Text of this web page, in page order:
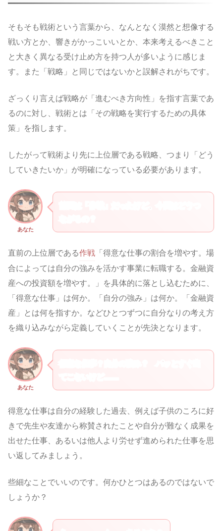
そもそも戦術という言葉から、なんとなく漠然と想像する
戦い方とか、響きがかっこいいとか、本来考えるべきこと
と大きく異なる受け止め方を持つ人が多いように感じま
す。また「戦略」と同じではないかと誤解されがちです。
ざっくり言えば戦略が「進むべき方向性」を指す言葉であ
るのに対し、戦術とは「その戦略を実行するための具体
策」を指します。
したがって戦術より先に上位層である戦略、つまり「どう
していきたいか」が明確になっている必要があります。
あなた
直前の上位層である作戦 「得意な仕事の割合を増やす。場
合によっては自分の強みを活かす事業に転職する。金融資
産への投資額を増やす。」を具体的に落とし込むために、
「得意な仕事」は何か。「自分の強み」は何か。「金融資
産」とは何を指すか。などひとつずつに自分なりの考え方
を織り込みながら定義していくことが先決となります。
あなた
得意な仕事？自分の強み？ パッとすぐ出
得意な仕事は自分の経験した過去、例えば子供のころに好
きで先生や友達から称賛されたことや自分が難なく成果を
出せた仕事、あるいは他人より労せず進められた仕事を思
い返してみましょう。
些細なことでいいのです。何かひとつはあるのではないで
しょうか？